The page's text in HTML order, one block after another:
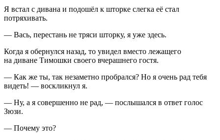
Я встал с дивана и подошёл к шторке слегка её стал
потряхивать.
— Вась, перестань не тряси шторку, я уже здесь.
Когда я обернулся назад, то увидел вместо лежащего
на диване Тимошки своего вчерашнего гостя.
— Как же ты, так незаметно пробрался? Но я очень рад тебя
видеть! — воскликнул я.
— Ну, а я совершенно не рад, — послышался в ответ голос
Зюзи.
— Почему это?